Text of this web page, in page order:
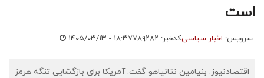
است
سرویس: اخبار سیاسیکدخبر: ۷۸۹۲۸۲ ۱۴۰۵/۰۳/۱۳ - ۱۸:۳۷
اقتصادنیوز: بنیامین نتانیاهو گفت: آمریکا برای بازگشایی تنگه هرمز